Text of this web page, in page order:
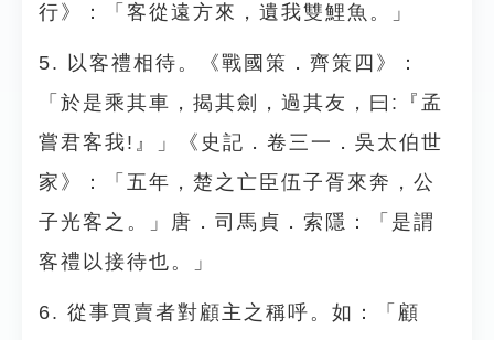
行》：「客從遠方來，遺我雙鯉魚。」
5. 以客禮相待。《戰國策．齊策四》：
「於是乘其車，揭其劍，過其友，曰:『孟
嘗君客我!』」《史記．卷三一．吳太伯世
家》：「五年，楚之亡臣伍子胥來奔，公
子光客之。」唐．司馬貞．索隱：「是謂
客禮以接待也。」
6. 從事買賣者對顧主之稱呼。如：「顧